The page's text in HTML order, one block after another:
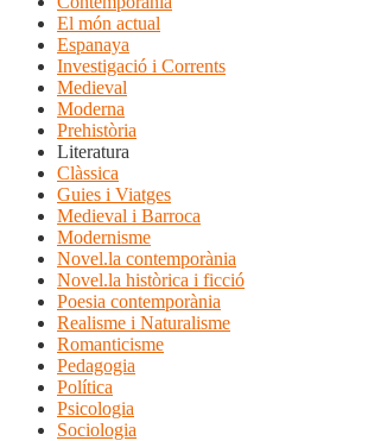
El món actual
Espanaya
Investigació i Corrents
Medieval
Moderna
Prehistòria
Literatura
Clàssica
Guies i Viatges
Medieval i Barroca
Modernisme
Novel.la contemporània
Novel.la històrica i ficció
Poesia contemporània
Realisme i Naturalisme
Romanticisme
Pedagogia
Política
Psicologia
Sociologia